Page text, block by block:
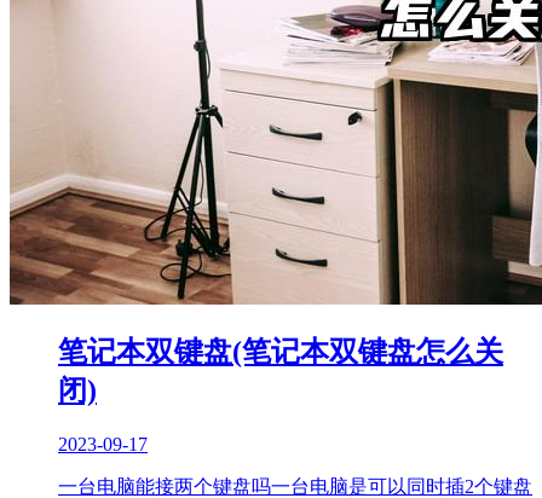
笔记本双键盘(笔记本双键盘怎么关
闭)
2023-09-17
一台电脑能接两个键盘吗一台电脑是可以同时插2个键盘